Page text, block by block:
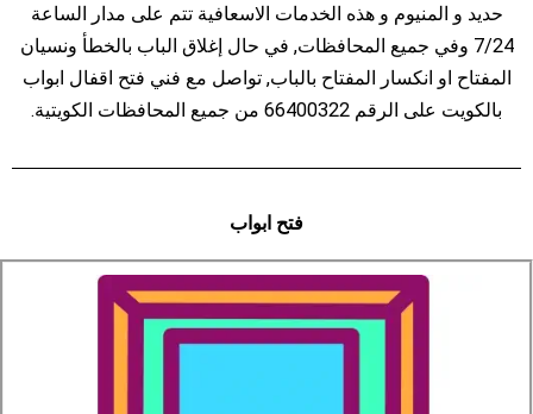
حديد و المنيوم و هذه الخدمات الاسعافية تتم على مدار الساعة
7/24 وفي جميع المحافظات, في حال إغلاق الباب بالخطأ ونسيان
المفتاح او انكسار المفتاح بالباب, تواصل مع فني فتح اقفال ابواب
بالكويت على الرقم 66400322 من جميع المحافظات الكويتية.
فتح ابواب